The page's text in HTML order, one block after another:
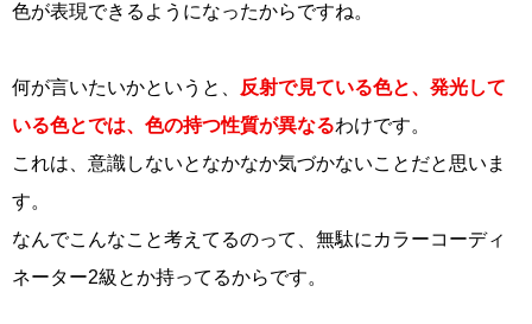
色が表現できるようになったからですね。
何が言いたいかというと、
反射で見ている色と、発光して
いる色とでは、色の持つ性質が異なるわけです。
これは、意識しないとなかなか気づかないことだと思いま
す。
なんでこんなこと考えてるのって、無駄にカラーコーディ
ネーター2級とか持ってるからです。